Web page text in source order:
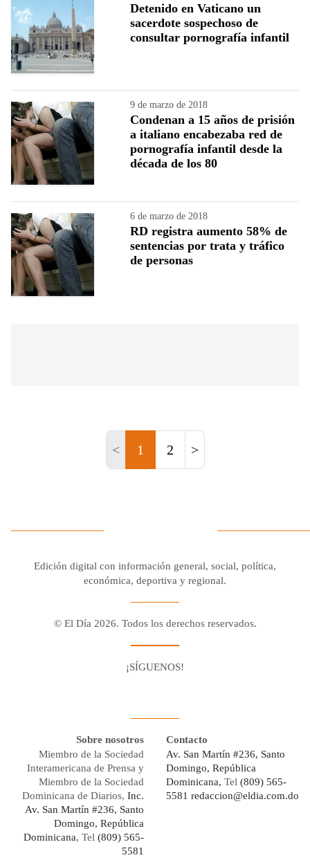
Detenido en Vaticano un
sacerdote sospechoso de
consultar pornografía infantil
9 de marzo de 2018
Condenan a 15 años de prisión
a italiano encabezaba red de
pornografía infantil desde la
década de los 80
6 de marzo de 2018
RD registra aumento 58% de
sentencias por trata y tráfico
de personas
< 1 2 >
Edición digital con información general, social, política,
económica, deportiva y regional.
© El Día 2026. Todos los derechos reservados.
¡SÍGUENOS!
Sobre nosotros
Miembro de la Sociedad
Interamericana de Prensa y
Miembro de la Sociedad
Dominicana de Diarios, Inc.
Av. San Martín #236, Santo
Domingo, República
Dominicana, Tel (809) 565-
5581
Contacto
Av. San Martín #236, Santo
Domingo, República
Dominicana, Tel (809) 565-
5581 redaccion@eldia.com.do